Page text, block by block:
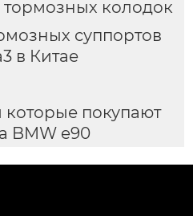
колодок
суппортов
в Китае
покупают
BMW e90